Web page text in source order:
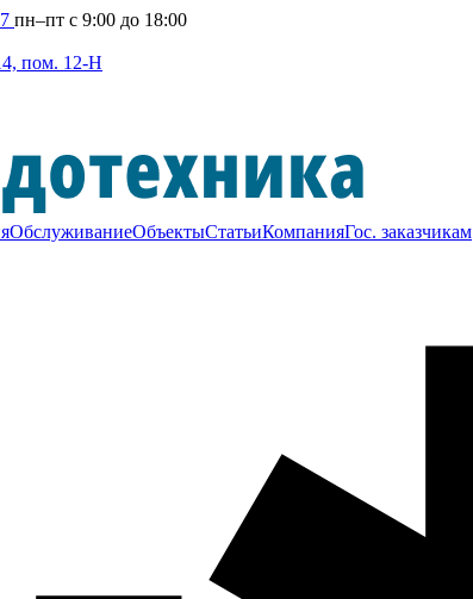
пн–пт с 9:00 до 18:00
пом. 12-Н
ОбслуживаниеОбъектыСтатьиКомпанияГос. заказчикам